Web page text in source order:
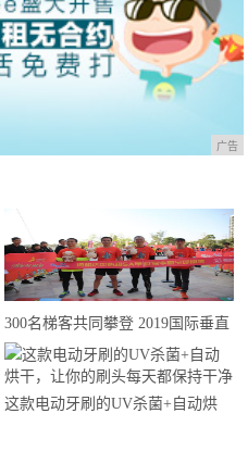
广告
300名梯客共同攀登 2019国际垂直
马拉松超级精英赛顺德海骏达中心
站欢乐开跑
这款电动牙刷的UV杀菌+自动烘